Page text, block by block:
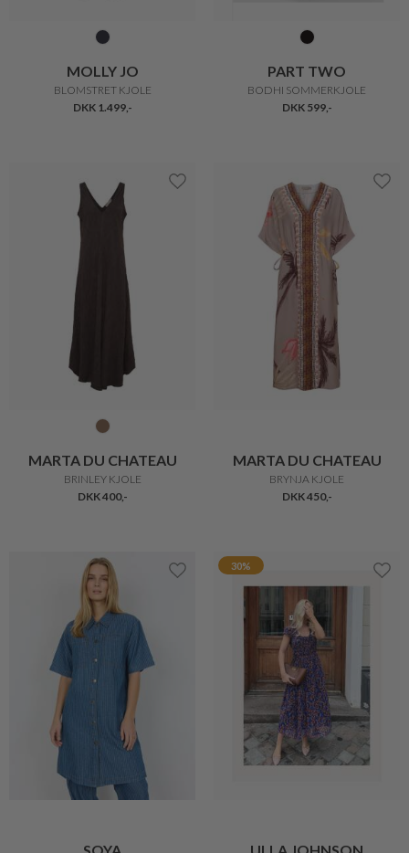
MOLLY JO
BLOMSTRET KJOLE
DKK 1.499,-
PART TWO
BODHI SOMMERKJOLE
DKK 599,-
MARTA DU CHATEAU
BRINLEY KJOLE
DKK 400,-
MARTA DU CHATEAU
BRYNJA KJOLE
DKK 450,-
30%